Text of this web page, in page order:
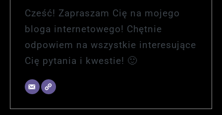
Cześć! Zapraszam Cię na mojego
bloga internetowego! Chętnie
odpowiem na wszystkie interesujące
Cię pytania i kwestie! 🙂